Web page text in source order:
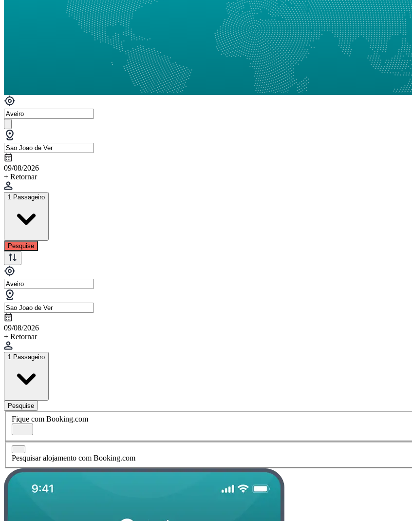
09/08/2026
+ Retornar
1 Passageiro
Pesquise
09/08/2026
+ Retornar
1 Passageiro
Pesquise
Fique com Booking.com
Pesquisar alojamento com Booking.com